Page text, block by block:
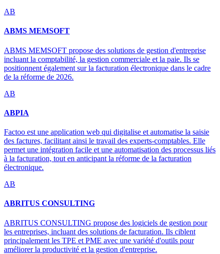
AB
ABMS MEMSOFT
ABMS MEMSOFT propose des solutions de gestion d'entreprise
incluant la comptabilité, la gestion commerciale et la paie. Ils se
positionnent également sur la facturation électronique dans le cadre
de la réforme de 2026.
AB
ABPIA
Factoo est une application web qui digitalise et automatise la saisie
des factures, facilitant ainsi le travail des experts-comptables. Elle
permet une intégration facile et une automatisation des processus liés
à la facturation, tout en anticipant la réforme de la facturation
électronique.
AB
ABRITUS CONSULTING
ABRITUS CONSULTING propose des logiciels de gestion pour
les entreprises, incluant des solutions de facturation. Ils ciblent
principalement les TPE et PME avec une variété d'outils pour
améliorer la productivité et la gestion d'entreprise.